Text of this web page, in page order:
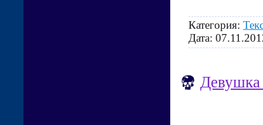
Категория:
Дата:
Девушка